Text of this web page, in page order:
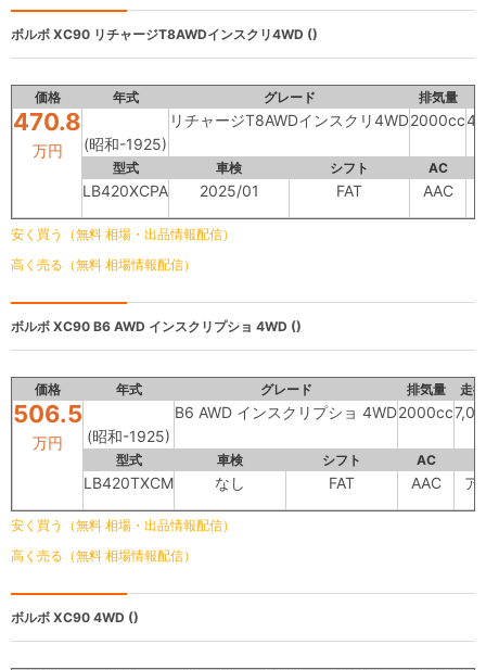
ボルボ XC90 リチャージT8AWDインスクリ4WD ()
価格 年式 グレード 排気量
470.8
万円 (昭和-1925)
リチャージT8AWDインスクリ4WD2000cc
型式 車検 シフト AC
LB420XCPA 2025/01 FAT AAC
安く買う（無料 相場・出品情報配信）
高く売る（無料 相場情報配信）
ボルボ XC90 B6 AWD インスクリプショ 4WD ()
価格 年式 グレード 排気量 走
506.5
万円 (昭和-1925)
B6 AWD インスクリプショ 4WD2000cc
型式 車検 シフト AC
LB420TXCM なし FAT AAC ア
安く買う（無料 相場・出品情報配信）
高く売る（無料 相場情報配信）
ボルボ XC90 4WD ()